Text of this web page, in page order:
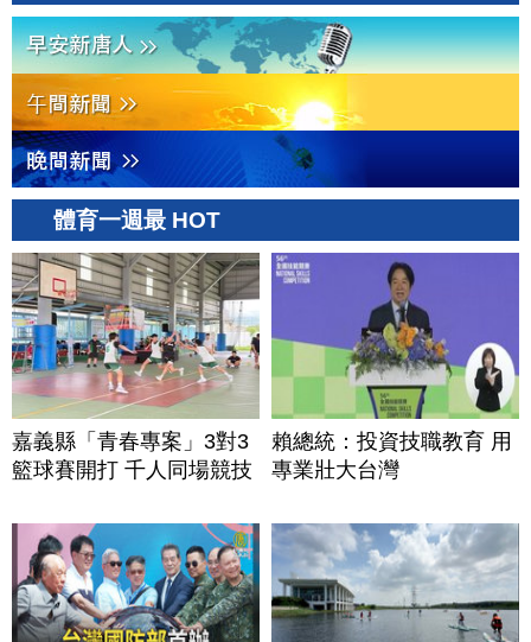
體育一週最 HOT
嘉義縣「青春專案」3對3
籃球賽開打 千人同場競技
賴總統：投資技職教育 用
專業壯大台灣